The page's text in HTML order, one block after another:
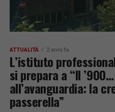
ATTUALITÀ 2 anni fa
L’istituto
si prepara a “Il
all’avanguardia: la
passerella”